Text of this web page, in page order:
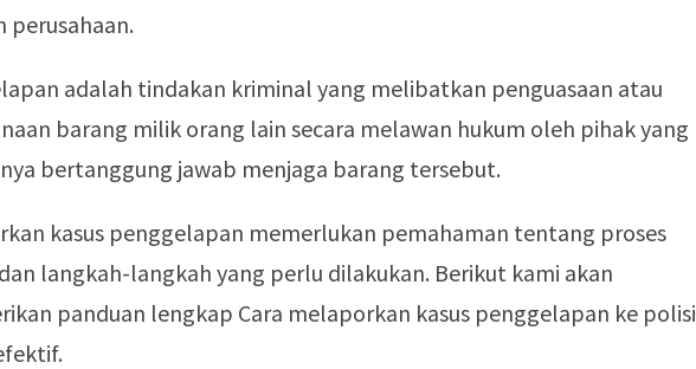
perusahaan.
adalah tindakan kriminal yang melibatkan penguasaan atau
barang milik orang lain secara melawan hukum oleh pihak yang
bertanggung jawab menjaga barang tersebut.
kasus penggelapan memerlukan pemahaman tentang proses
langkah-langkah yang perlu dilakukan. Berikut kami akan
panduan lengkap Cara melaporkan kasus penggelapan ke polisi